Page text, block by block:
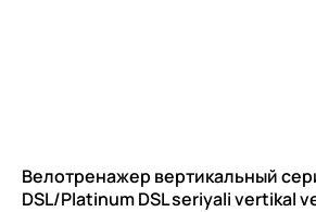
Велотренажер вертикальный
DSL/Platinum DSL seriyali vertikal